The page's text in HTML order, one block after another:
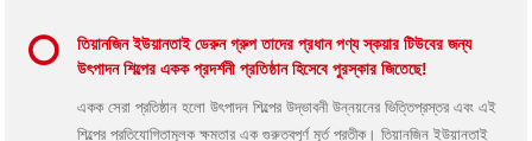
তিয়ানজিন ইউয়ানতাই ডেরুন গ্রুপ তাদের প্রধান পণ্য স্কয়ার টিউবের জন্য
উৎপাদন শিল্পের একক প্রদর্শনী প্রতিষ্ঠান হিসেবে পুরস্কার জিতেছে!
একক সেরা প্রতিষ্ঠান হলো উৎপাদন শিল্পের উদ্ভাবনী উন্নয়নের ভিত্তিপ্রস্তর এবং এই
শিল্পের প্রতিযোগিতামূলক ক্ষমতার এক গুরুত্বপূর্ণ মূর্ত প্রতীক। তিয়ানজিন ইউয়ানতাই